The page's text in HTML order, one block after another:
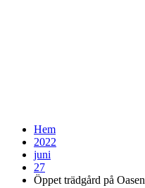
Hem
2022
juni
27
Öppet trädgård på Oasen